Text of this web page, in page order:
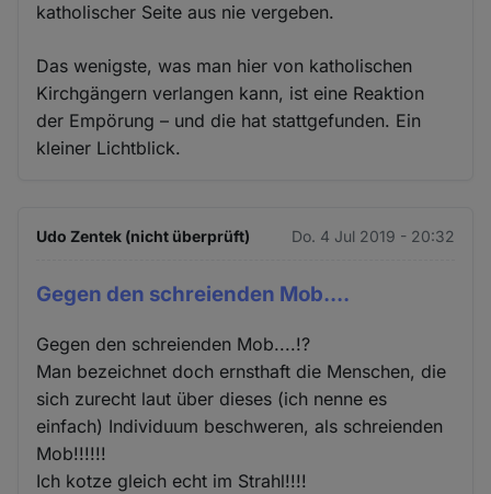
katholischer Seite aus nie vergeben.
Das wenigste, was man hier von katholischen
Kirchgängern verlangen kann, ist eine Reaktion
der Empörung – und die hat stattgefunden. Ein
kleiner Lichtblick.
Udo Zentek (nicht überprüft) Do. 4 Jul 2019 - 20:32
Gegen den schreienden Mob....
Gegen den schreienden Mob....!?
Man bezeichnet doch ernsthaft die Menschen, die
sich zurecht laut über dieses (ich nenne es
einfach) Individuum beschweren, als schreienden
Mob!!!!!!
Ich kotze gleich echt im Strahl!!!!